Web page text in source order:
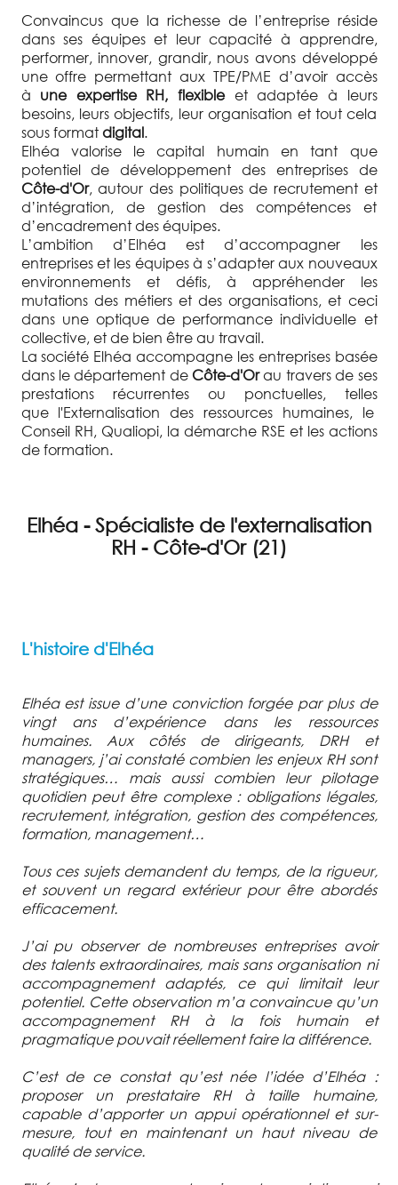
Convaincus que la richesse de l’entreprise réside
dans ses équipes et leur capacité à apprendre,
performer, innover, grandir, nous avons développé
une offre permettant aux TPE/PME d’avoir accès
à une expertise RH, flexibleet adaptée à leurs
besoins, leurs objectifs, leur organisation et tout cela
sous formatdigital.
Elhéa valorise le capital humain en tant que
potentiel de développement des entreprises de
Côte-d'Or, autour des politiques de recrutement et
d’intégration, de gestion des compétences et
d’encadrement des équipes.
L’ambition d’Elhéa est d’accompagner les
entreprises et les équipes à s’adapter aux nouveaux
environnements et défis, à appréhender les
mutations des métiers et des organisations, et ceci
dans une optique de performance individuelle et
collective, et de bien être au travail.
La société Elhéa accompagne les entreprises basée
dans le département de Côte-d'Orau travers de ses
prestations récurrentes ou ponctuelles, telles
que l'Externalisation des ressources humaines, le
Conseil RH, Qualiopi, la démarche RSE et les actions
de formation.
Elhéa - Spécialiste de l'externalisation
RH - Côte-d'Or (21)
L'histoire d'Elhéa
Elhéa est issue d’une conviction forgée par plus de
vingt ans d’expérience dans les ressources
humaines. Aux côtés de dirigeants, DRH et
managers, j’ai constaté combien les enjeux RH sont
stratégiques… mais aussi combien leur pilotage
quotidien peut être complexe : obligations légales,
recrutement, intégration, gestion des compétences,
formation, management…
Tous ces sujets demandent du temps, de la rigueur,
et souvent un regard extérieur pour être abordés
efficacement.
J’ai pu observer de nombreuses entreprises avoir
des talents extraordinaires, mais sans organisation ni
accompagnement adaptés, ce qui limitait leur
potentiel. Cette observation m’a convaincue qu’un
accompagnement RH à la fois humain et
pragmatique pouvait réellement faire la différence.
C’est de ce constat qu’est née l’idée d’Elhéa :
proposer un prestataire RH à taille humaine,
capable d’apporter un appui opérationnel et sur-
mesure, tout en maintenant un haut niveau de
qualité de service.